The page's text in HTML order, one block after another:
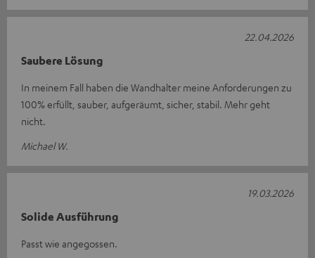
Saubere Lösung
In meinem Fall haben die Wandhalter meine Anforderungen zu
100% erfüllt, sauber, aufgeräumt, sicher, stabil. Mehr geht
nicht.
Michael W.
22.04.2026
Solide Ausführung
Passt wie angegossen.
19.03.2026